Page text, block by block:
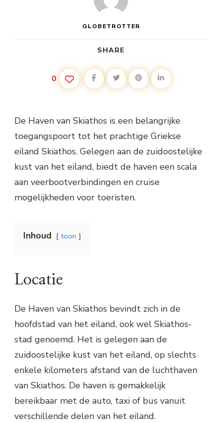
GLOBETROTTER
SHARE
0
De Haven van Skiathos is een belangrijke
toegangspoort tot het prachtige Griekse
eiland Skiathos. Gelegen aan de zuidoostelijke
kust van het eiland, biedt de haven een scala
aan veerbootverbindingen en cruise
mogelijkheden voor toeristen.
Inhoud toon
Locatie
De Haven van Skiathos bevindt zich in de
hoofdstad van het eiland, ook wel Skiathos-
stad genoemd. Het is gelegen aan de
zuidoostelijke kust van het eiland, op slechts
enkele kilometers afstand van de luchthaven
van Skiathos. De haven is gemakkelijk
bereikbaar met de auto, taxi of bus vanuit
verschillende delen van het eiland.